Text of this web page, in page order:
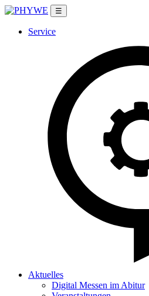
☰
Service
Aktuelles
Digital Messen im Abitur